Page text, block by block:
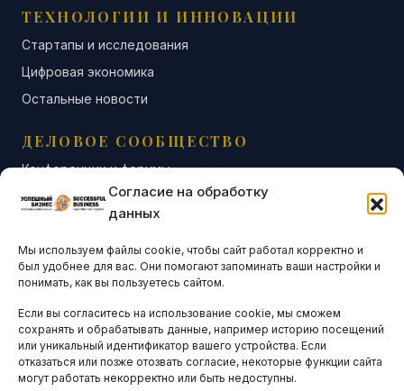
Согласие на обработку
данных
Мы используем файлы cookie, чтобы сайт работал корректно и
был удобнее для вас. Они помогают запоминать ваши настройки и
понимать, как вы пользуетесь сайтом.
Если вы согласитесь на использование cookie, мы сможем
сохранять и обрабатывать данные, например историю посещений
или уникальный идентификатор вашего устройства. Если
отказаться или позже отозвать согласие, некоторые функции сайта
могут работать некорректно или быть недоступны.
ТЕХНОЛОГИИ И ИННОВАЦИИ
Стартапы и исследования
Цифровая экономика
Остальные новости
ДЕЛОВОЕ СООБЩЕСТВО
Конференции и форумы
Бизнес-клубы и ассоциации
Остальные новости
АНАЛИТИКА И СТАТИСТИКА
ARTICLES IN ENGLISH
НАВИГАЦИЯ